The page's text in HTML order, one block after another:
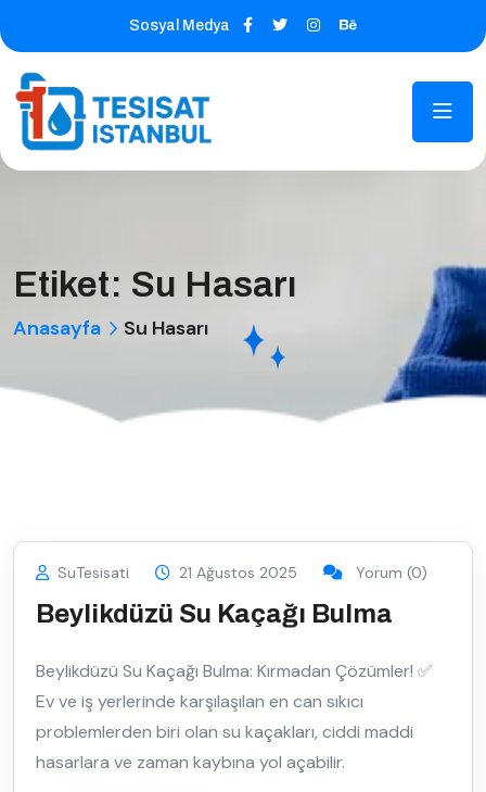
Sosyal Medya
Etiket: Su Hasarı
Anasayfa Su Hasarı
SuTesisati 21 Ağustos 2025 Yorum (0)
Beylikdüzü Su Kaçağı Bulma
Beylikdüzü Su Kaçağı Bulma: Kırmadan Çözümler! ✅
Ev ve iş yerlerinde karşılaşılan en can sıkıcı
problemlerden biri olan su kaçakları, ciddi maddi
hasarlara ve zaman kaybına yol açabilir.